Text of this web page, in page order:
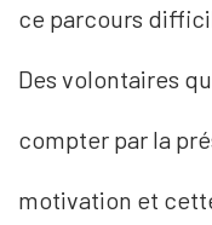
ce parcours
Des volontaires
compter par la
motivation et